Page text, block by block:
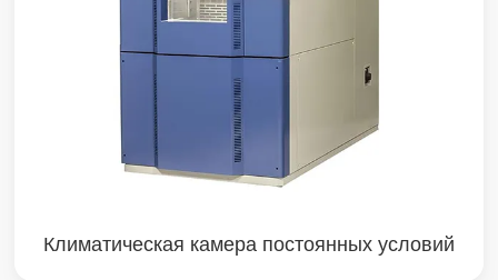
Климатическая камера постоянных условий